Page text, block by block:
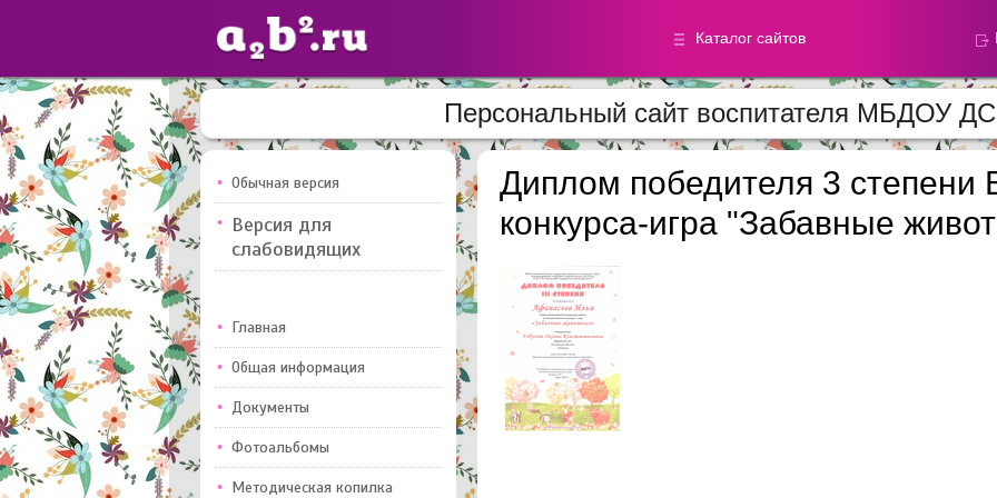
Каталог сайтов
Сайты
педагогов
Добавлено — 10947
Метод.
материалы
Добавлено — 59870
Галереи
фотографий
Добавлено — 39050
Персональный сайт воспитателя МБДОУ
Обычная версия
Версия для
слабовидящих
Главная
Общая информация
Документы
Фотоальбомы
Методическая копилка
Диплом победителя 3 степени
конкурса-игра "Забавные